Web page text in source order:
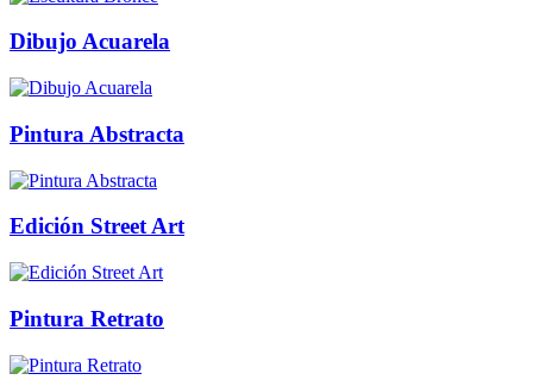
Dibujo Acuarela
Pintura Abstracta
Edición Street Art
Pintura Retrato